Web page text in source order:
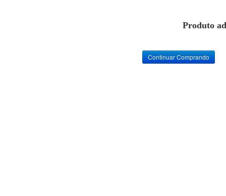
Produto
Continuar Comprando